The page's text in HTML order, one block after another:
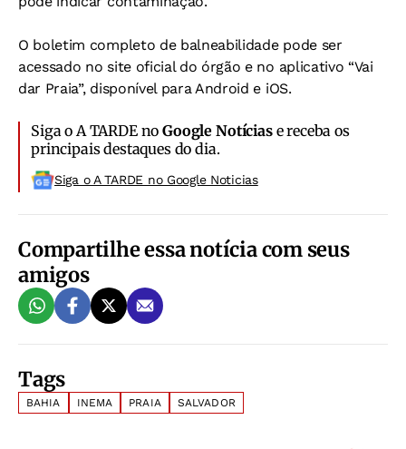
O boletim completo de balneabilidade pode ser
acessado no site oficial do órgão e no aplicativo “Vai
dar Praia”, disponível para Android e iOS.
Siga o A TARDE noGoogle Notíciase receba os
principais destaques do dia.
Siga o A TARDE no Google Noticias
Compartilhe essa notícia com seus
amigos
Tags
BAHIA INEMA PRAIA SALVADOR